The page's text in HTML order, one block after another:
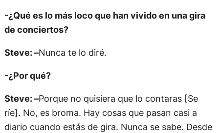
-¿Qué es lo más loco que han vivido en una gira
de conciertos?
Steve: –Nunca te lo diré.
-¿Por qué?
Steve: –Porque no quisiera que lo contaras [Se
ríe]. No, es broma. Hay cosas que pasan casi a
diario cuando estás de gira. Nunca se sabe. Desde